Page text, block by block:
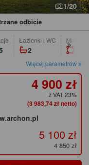
1/20
odbicie
łazienki i WC
2
Min.
Więcej parametrów
4 900 zł
z VAT 23%
(3 983,74 zł netto)
5 100 zł
4 850 zł